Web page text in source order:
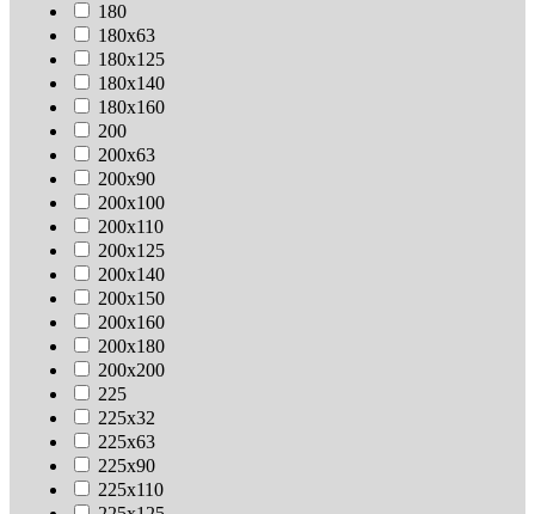
180
180х63
180х125
180х140
180х160
200
200х63
200х90
200х100
200х110
200х125
200х140
200х150
200х160
200х180
200х200
225
225х32
225х63
225х90
225х110